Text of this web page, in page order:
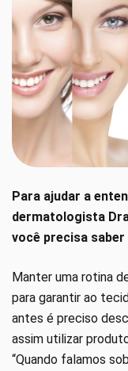
Para ajudar a
dermatologista
você precisa
Manter uma rotina
para garantir ao
antes é preciso
assim utilizar
“Quando falamos